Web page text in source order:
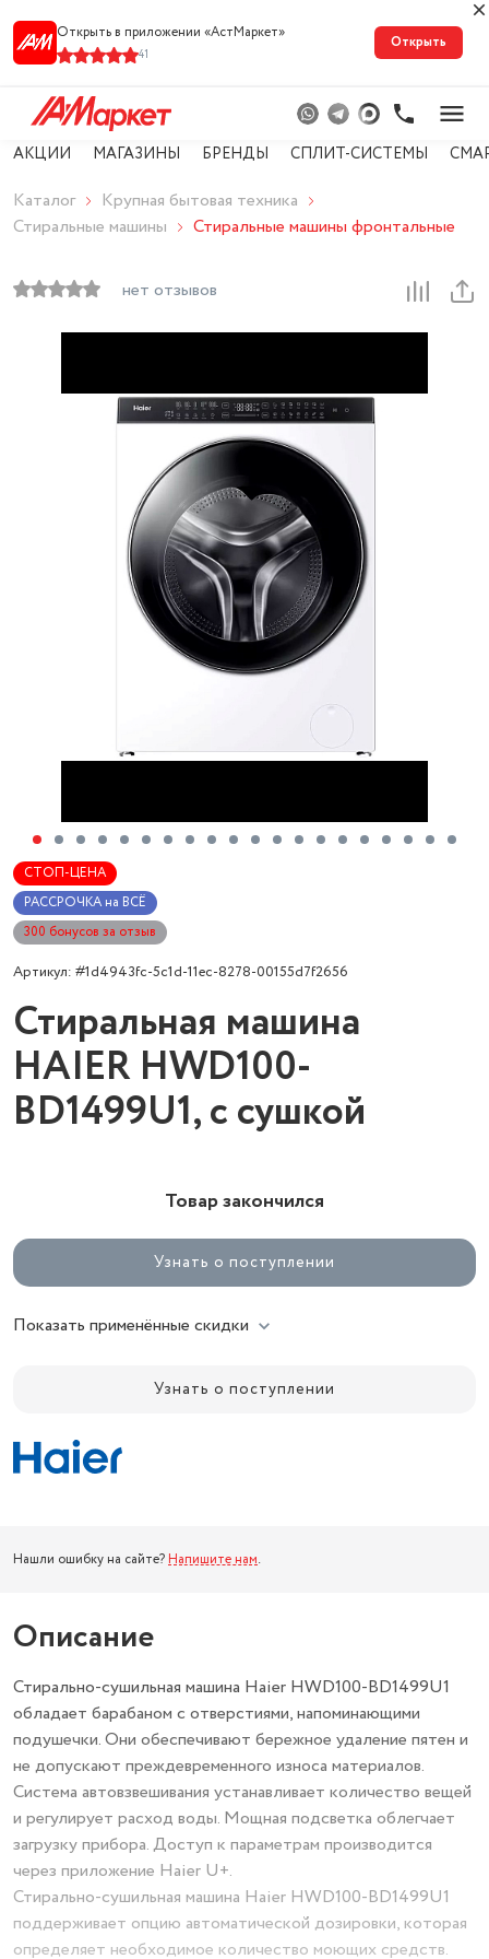
Открыть в приложении «АстМарке‪т‬»
41
Открыть
АКЦИИ МАГАЗИНЫ БРЕНДЫ СПЛИТ-СИСТЕМЫ
Каталог
Крупная бытовая техника
Стиральные машины
Стиральные машины фронтальные
нет отзывов
СТОП-ЦЕНА
РАССРОЧКА на ВСЁ
300 бонусов за отзыв
Артикул: #1d4943fc-5c1d-11ec-8278-00155d7f2656
Стиральная машина
HAIER HWD100-
BD1499U1, с сушкой
Товар закончился
Узнать о поступлении
Показать применённые скидки
Узнать о поступлении
Нашли ошибку на сайте? Напишите нам.
Описание
Стирально-сушильная машина Haier HWD100-BD1499U1
обладает барабаном с отверстиями, напоминающими
подушечки. Они обеспечивают бережное удаление пятен и
не допускают преждевременного износа материалов.
Система автовзвешивания устанавливает количество вещей
и регулирует расход воды. Мощная подсветка облегчает
загрузку прибора. Доступ к параметрам производится
через приложение Haier U+.
Стирально-сушильная машина Haier HWD100-BD1499U1
поддерживает опцию автоматической дозировки, которая
определяет необходимое количество моющих средств.